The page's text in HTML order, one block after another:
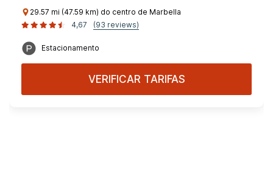
29.57 mi (47.59 km) do centro de Marbella
4,67
(93 reviews)
Estacionamento
VERIFICAR TARIFAS